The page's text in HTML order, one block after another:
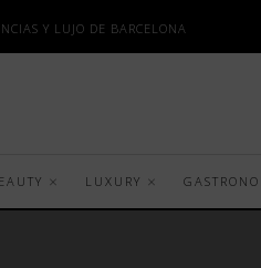
Y LUJO DE BARCELONA
LUXURY